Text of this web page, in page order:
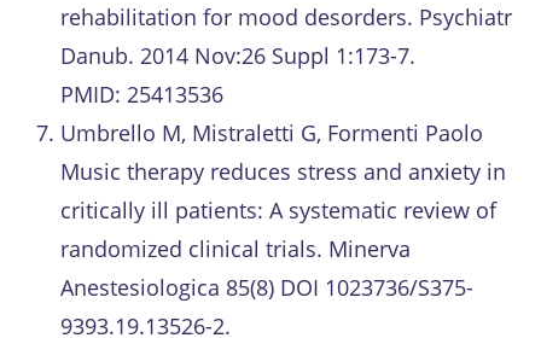
rehabilitation for mood desorders. Psychiatr
Danub. 2014 Nov:26 Suppl 1:173-7.
PMID: 25413536
Umbrello M, Mistraletti G, Formenti Paolo
Music therapy reduces stress and anxiety in
critically ill patients: A systematic review of
randomized clinical trials. Minerva
Anestesiologica 85(8) DOI 1023736/S375-
9393.19.13526-2.